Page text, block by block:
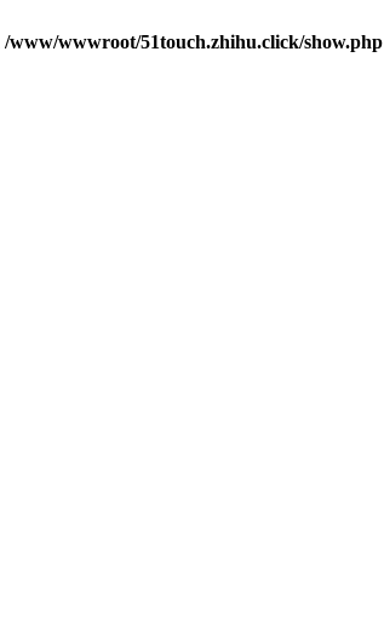
/www/wwwroot/51touch.zhihu.click/show.php